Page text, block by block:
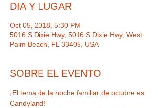
DIA Y LUGAR
Oct 05, 2018, 5:30 PM
5016 S Dixie Hwy, 5016 S Dixie Hwy, West
Palm Beach, FL 33405, USA
SOBRE EL EVENTO
¡El tema de la noche familiar de octubre es